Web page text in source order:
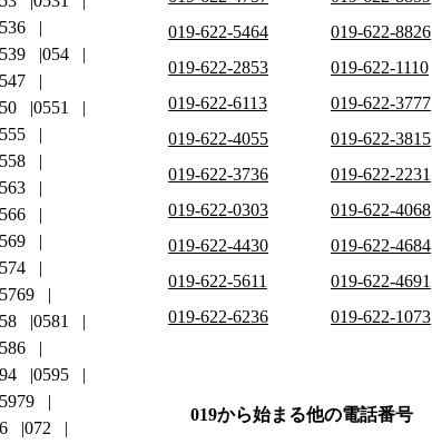
019-622-5464
019-622-8826
019-622-2853
019-622-1110
019-622-6113
019-622-3777
019-622-4055
019-622-3815
019-622-3736
019-622-2231
019-622-0303
019-622-4068
019-622-4430
019-622-4684
019-622-5611
019-622-4691
019-622-6236
019-622-1073
019から始まる他の電話番号
054
0551
0581
0595
072